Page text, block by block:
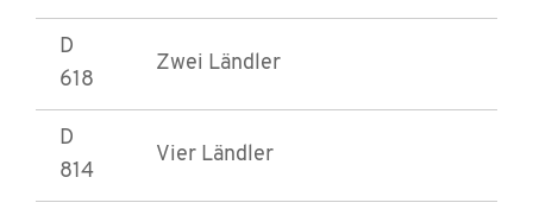
D
618
Zwei Ländler
D
814
Vier Ländler